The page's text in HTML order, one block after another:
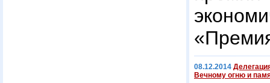
08.12.2014
Вечному огню и